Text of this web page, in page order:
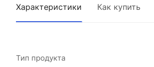
Характеристики Как купить
Тип продукта